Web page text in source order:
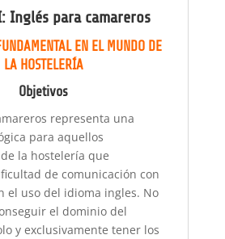
Inglés para camareros
EN EL MUNDO DE
LA HOSTELERÍA
Objetivos
representa una
para aquellos
la hostelería que
de comunicación con
el uso del idioma ingles. No
el dominio del
y exclusivamente tener los